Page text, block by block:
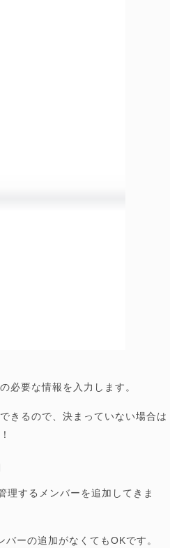
必要な情報を入力します。
きるので、決まっていない場合は
理するメンバーを追加してきま
ーの追加がなくてもOKです。